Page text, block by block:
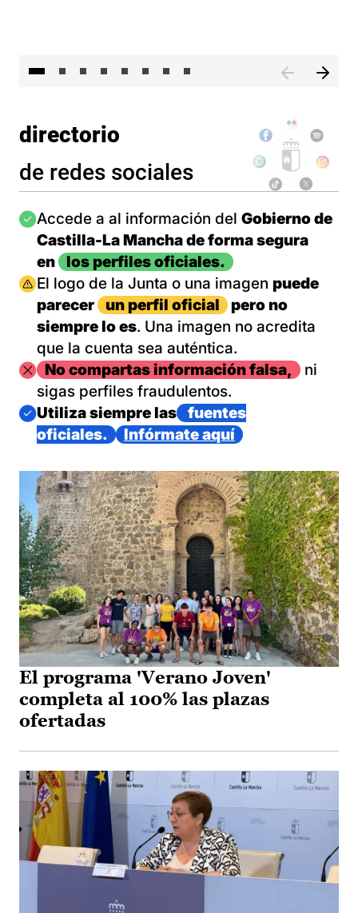
directorio
de redes sociales
Imagen
Accede a al información del Gobierno de
Castilla-La Mancha de forma segura
en
los perfiles oficiales.
Imagen
El logo de la Junta o una imagen puede
parecer
un perfil oficial
pero no
siempre lo es. Una imagen no acredita
que la cuenta sea auténtica.
ImagenNo compartas información falsa,
ni
sigas perfiles fraudulentos.
Imagen
Utiliza siempre las
fuentes
oficiales.
Infórmate aquí
El programa 'Verano Joven'
completa al 100% las plazas
ofertadas